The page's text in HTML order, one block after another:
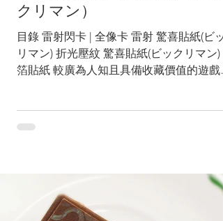
クリマン）
目錄 雷射閃卡 | 全像卡 雷射 驚喜貼紙(ビッ
リマン) 折光壓紋 驚喜貼紙(ビックリマン)
箔貼紙 較廣為人知且具備收藏價值的遊戲
有卡牌除了角色與能力的設定特殊外，也
影變化，識別度比單純的彩色印刷高許多。
局部的白墨印刷，可以遮蔽局部的金屬質
並讓色彩表現更飽和。雷射的閃爍效果與